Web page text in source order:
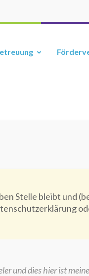
Stelle bleibt und
und dies hier ist